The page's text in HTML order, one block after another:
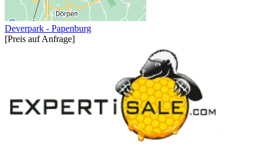
Deverpark - Papenburg
[Preis auf Anfrage]